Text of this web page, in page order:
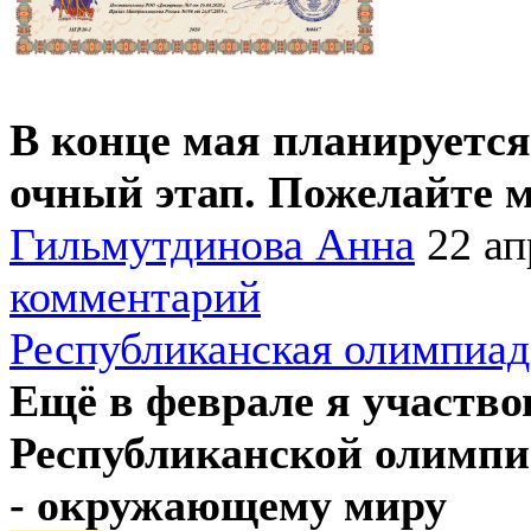
В конце мая
очный этап. Пожелайте
Гильмутдинова Анна 22
комментарий
Республиканская
Ещё в феврале я
Республиканской
- окружающему миру